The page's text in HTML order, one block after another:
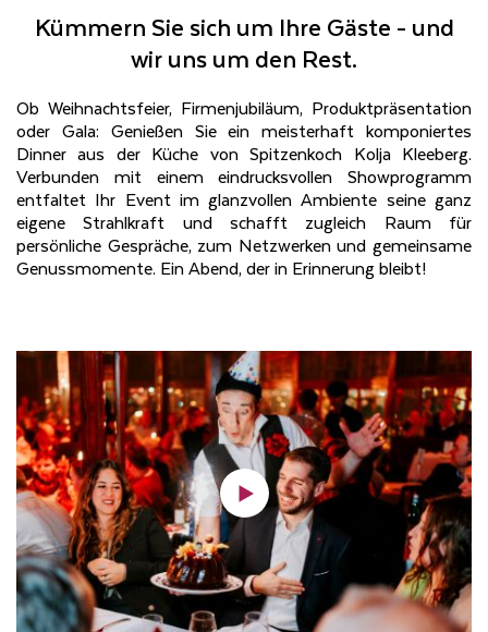
Kümmern Sie sich um Ihre Gäste - und
wir uns um den Rest.
Ob Weihnachtsfeier, Firmenjubiläum, Produktpräsentation
oder Gala: Genießen Sie ein meisterhaft komponiertes
Dinner aus der Küche von Spitzenkoch Kolja Kleeberg.
Verbunden mit einem eindrucksvollen Showprogramm
entfaltet Ihr Event im glanzvollen Ambiente seine ganz
eigene Strahlkraft und schafft zugleich Raum für
persönliche Gespräche, zum Netzwerken und gemeinsame
Genussmomente. Ein Abend, der in Erinnerung bleibt!